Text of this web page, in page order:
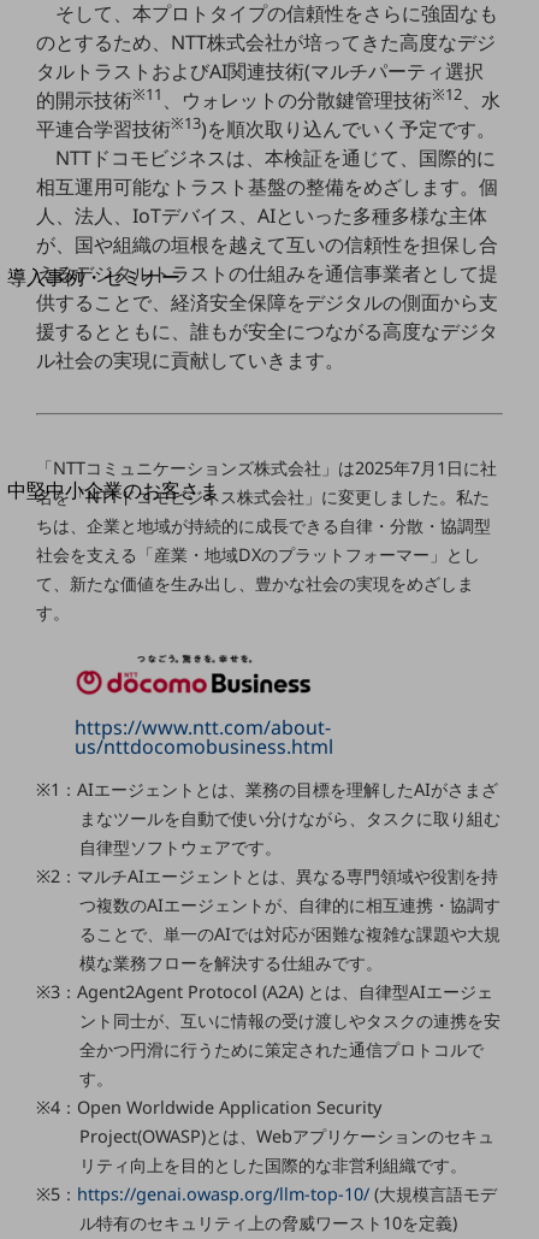
運用保守・故障紛失サポート
回線・ネットワーク
お手続き
別ウィンドウで開きます
サービスをご利用中のお客さま
導入事例・セミナー
導入事例TOP
最新の導入事例や注目の導入事例をご紹介します
セミナー
開催・出展する各種セミナー、イベント情報をご紹介します
別ウィンドウで開きます
中堅中小企業のお客さま
NTTドコモビジネスウォッチ
ビジネスお役立ち情報
旬な話題やお役立ち資料などDXの課題を
解決するヒントをお届けする記事サイト
お役立ち資料ダウンロード
トレンド記事特集
中堅中小企業向け
サービス・ソリューション
課題やニーズに合ったサービスをご紹介し、
中堅中小企業のビジネスをサポート！
お悩みから見つける
お悩みから見つけるTOP
ネットワーク
モバイル・音声
バックオフィス
リモート・ハイブリッドワーク
セキュリティ
その他のお悩みはこちら
業界から見つける
業界から見つけるTOP
そして、本プロトタイプの信頼性をさらに強固なも
のとするため、NTT株式会社が培ってきた高度なデジ
タルトラストおよびAI関連技術(マルチパーティ選択
的開示技術※11 、ウォレットの分散鍵管理技術※12、水
平連合学習技術※13)を順次取り込んでいく予定です。
NTTドコモビジネスは、本検証を通じて、国際的に
相互運用可能なトラスト基盤の整備をめざします。個
人、法人、IoTデバイス、AIといった多種多様な主体
が、国や組織の垣根を越えて互いの信頼性を担保し合
えるデジタルトラストの仕組みを通信事業者として提
供することで、経済安全保障をデジタルの側面から支
援するとともに、誰もが安全につながる高度なデジタ
ル社会の実現に貢献していきます。
「NTTコミュニケーションズ株式会社」は2025年7月1日に社
名を「NTTドコモビジネス株式会社」に変更しました。私た
ちは、企業と地域が持続的に成長できる自律・分散・協調型
社会を支える「産業・地域DXのプラットフォーマー」とし
て、新たな価値を生み出し、豊かな社会の実現をめざしま
す。
https://www.ntt.com/about-
us/nttdocomobusiness.html
※1：AIエージェントとは、業務の目標を理解したAIがさまざ
まなツールを自動で使い分けながら、タスクに取り組む
自律型ソフトウェアです。
※2：マルチAIエージェントとは、異なる専門領域や役割を持
つ複数のAIエージェントが、自律的に相互連携・協調す
ることで、単一のAIでは対応が困難な複雑な課題や大規
模な業務フローを解決する仕組みです。
※3：Agent2Agent Protocol (A2A) とは、自律型AIエージェ
ント同士が、互いに情報の受け渡しやタスクの連携を安
全かつ円滑に行うために策定された通信プロトコルで
す。
※4：Open Worldwide Application Security
Project(OWASP)とは、Webアプリケーションのセキュ
リティ向上を目的とした国際的な非営利組織です。
※5： https://genai.owasp.org/llm-top-10/ (大規模言語モデ
ル特有のセキュリティ上の脅威ワースト10を定義)